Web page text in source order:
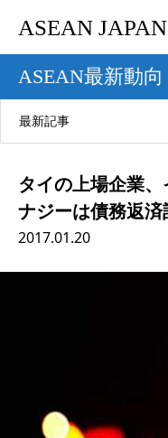
ASEAN JAPAN
ASEAN最新動向
最新記事
タイの上場企業
ナジーは債務返
2017.01.20